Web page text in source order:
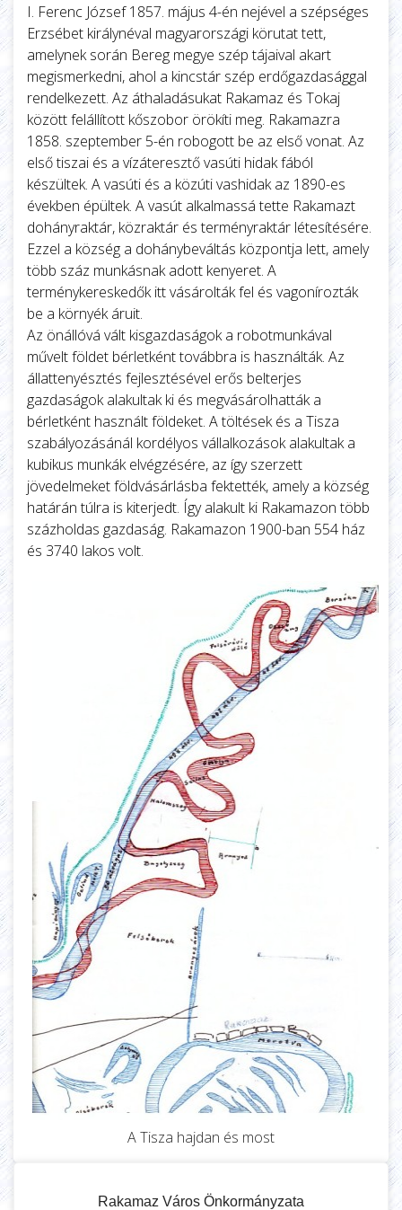
I. Ferenc József 1857. május 4-én nejével a szépséges
Erzsébet királynéval magyarországi körutat tett,
amelynek során Bereg megye szép tájaival akart
megismerkedni, ahol a kincstár szép erdőgazdasággal
rendelkezett. Az áthaladásukat Rakamaz és Tokaj
között felállított kőszobor örökíti meg. Rakamazra
1858. szeptember 5-én robogott be az első vonat. Az
első tiszai és a vízáteresztő vasúti hidak fából
készültek. A vasúti és a közúti vashidak az 1890-es
években épültek. A vasút alkalmassá tette Rakamazt
dohányraktár, közraktár és terményraktár létesítésére.
Ezzel a község a dohánybeváltás központja lett, amely
több száz munkásnak adott kenyeret. A
terménykereskedők itt vásárolták fel és vagonírozták
be a környék áruit.
Az önállóvá vált kisgazdaságok a robotmunkával
művelt földet bérletként továbbra is használták. Az
állattenyésztés fejlesztésével erős belterjes
gazdaságok alakultak ki és megvásárolhatták a
bérletként használt földeket. A töltések és a Tisza
szabályozásánál kordélyos vállalkozások alakultak a
kubikus munkák elvégzésére, az így szerzett
jövedelmeket földvásárlásba fektették, amely a község
határán túlra is kiterjedt. Így alakult ki Rakamazon több
százholdas gazdaság. Rakamazon 1900-ban 554 ház
és 3740 lakos volt.
A Tisza hajdan és most
Rakamaz Város Önkormányzata